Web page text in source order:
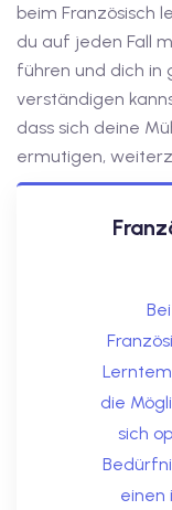
beim Französisch
du auf jeden Fall
führen und dich in
verständigen
dass sich deine
ermutigen,
Bei
die
sich
einen